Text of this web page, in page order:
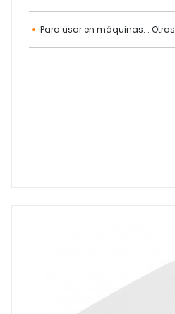
Para usar en máquinas: : Otras